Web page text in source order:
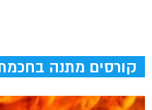
קורסים מתנה